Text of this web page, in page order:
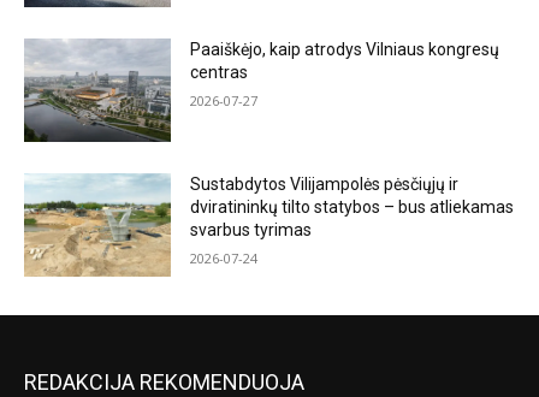
Paaiškėjo, kaip atrodys Vilniaus kongresų
centras
2026-07-27
Sustabdytos Vilijampolės pėsčiųjų ir
dviratininkų tilto statybos – bus atliekamas
svarbus tyrimas
2026-07-24
REDAKCIJA REKOMENDUOJA